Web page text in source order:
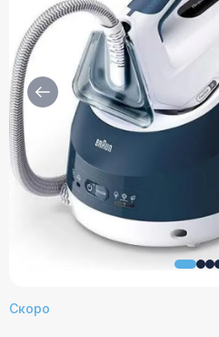
Скоро